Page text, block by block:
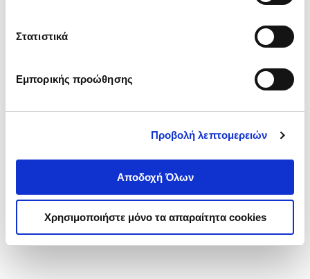
Στατιστικά
Εμπορικής προώθησης
Προβολή λεπτομερειών
Αποδοχή Όλων
Χρησιμοποιήστε μόνο τα απαραίτητα cookies